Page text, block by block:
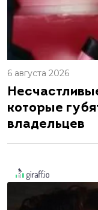
6 августа 2026
которые
владельцев